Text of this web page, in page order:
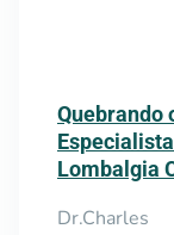
Quebrando
Lombalgia
Dr.Charles